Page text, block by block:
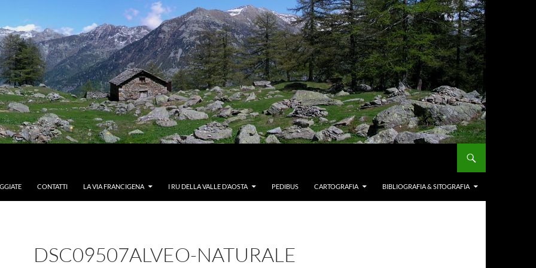
CONTATTI LA VIA FRANCIGENA I RU DELLA VALLE D’AOSTA PEDIBUS CARTOGRAFIA BIBLIOGRAFIA & SITOGRAFIA
DSC09507ALVEO-NATURALE